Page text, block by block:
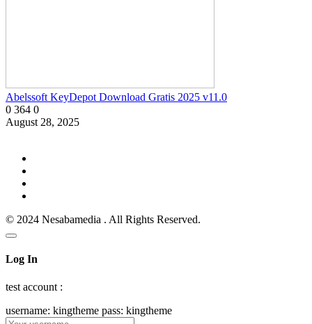
Abelssoft KeyDepot Download Gratis 2025 v11.0
0 364 0
August 28, 2025
© 2024 Nesabamedia . All Rights Reserved.
Log In
test account :
username: kingtheme pass: kingtheme